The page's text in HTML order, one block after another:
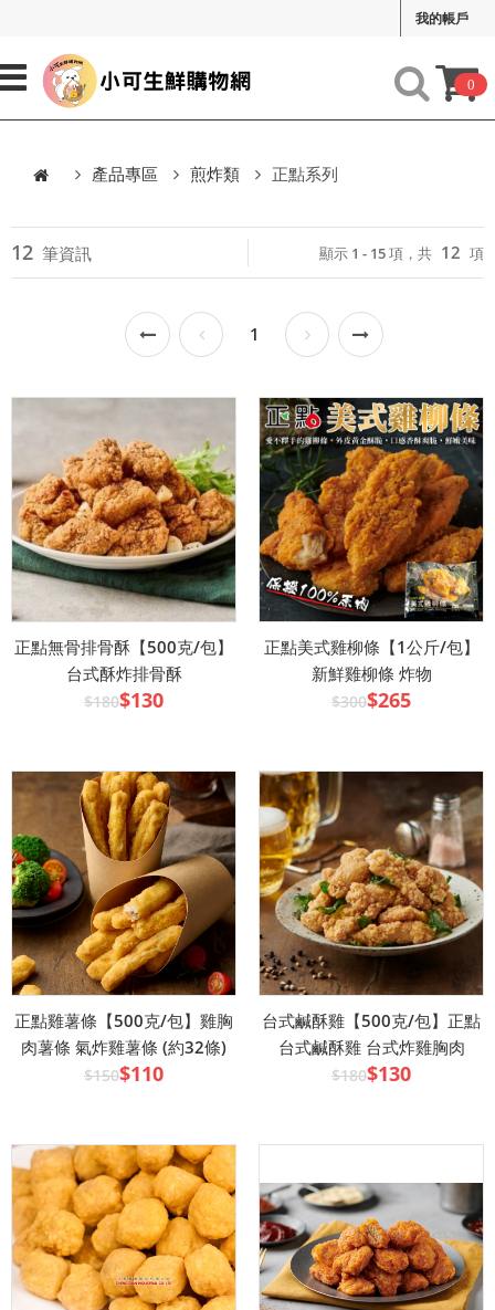
我的帳戶
0
產品專區 煎炸類 正點系列
12 筆資訊 顯示 1 - 15 項，共 12 項
1
正點無骨排骨酥【500克/包】
台式酥炸排骨酥
$180$130
正點美式雞柳條【1公斤/包】
新鮮雞柳條 炸物
$300$265
正點雞薯條【500克/包】雞胸
肉薯條 氣炸雞薯條 (約32條)
$150$110
台式鹹酥雞【500克/包】正點
台式鹹酥雞 台式炸雞胸肉
$180$130